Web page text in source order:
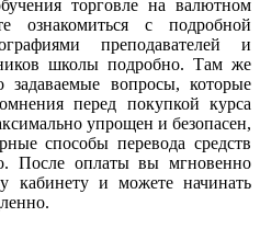
торговле на валютном
с подробной
преподавателей и
школы подробно. Там же
вопросы, которые
перед покупкой курса
упрощен и безопасен,
способы перевода средств
После оплаты вы мгновенно
кабинету и можете начинать